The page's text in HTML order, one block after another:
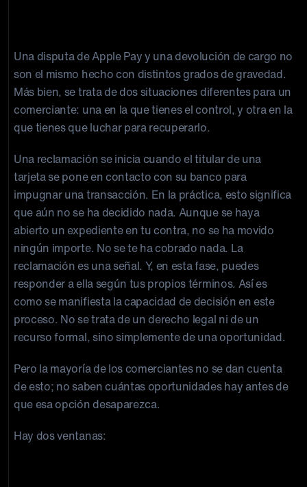
Una disputa de Apple Pay y una devolución de cargo no
son el mismo hecho con distintos grados de gravedad.
Más bien, se trata de dos situaciones diferentes para un
comerciante: una en la que tienes el control, y otra en la
que tienes que luchar para recuperarlo.
Una reclamación se inicia cuando el titular de una
tarjeta se pone en contacto con su banco para
impugnar una transacción. En la práctica, esto significa
que aún no se ha decidido nada. Aunque se haya
abierto un expediente en tu contra, no se ha movido
ningún importe. No se te ha cobrado nada. La
reclamación es una señal. Y, en esta fase, puedes
responder a ella según tus propios términos. Así es
como se manifiesta la capacidad de decisión en este
proceso. No se trata de un derecho legal ni de un
recurso formal, sino simplemente de una oportunidad.
Pero la mayoría de los comerciantes no se dan cuenta
de esto; no saben cuántas oportunidades hay antes de
que esa opción desaparezca.
Hay dos ventanas: